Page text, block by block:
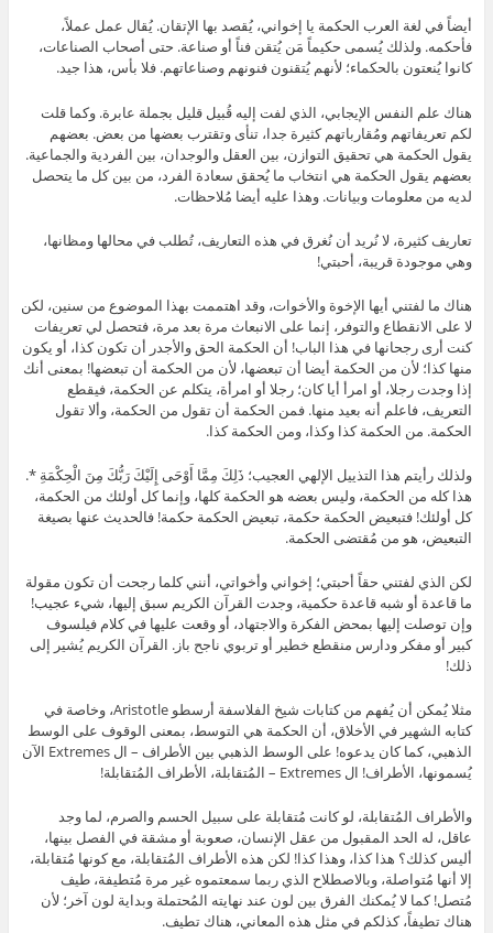
أيضاً في لغة العرب الحكمة يا إخواني، يُقصد بها الإتقان. يُقال عمل عملاً،
فأحكمه. ولذلك يُسمى حكيماً مَن يُتقن فناً أو صناعة. حتى أصحاب الصناعات،
كانوا يُنعتون بالحكماء؛ لأنهم يُتقنون فنونهم وصناعاتهم. فلا بأس، هذا جيد.
هناك علم النفس الإيجابي، الذي لفت إليه قُبيل قليل بجملة عابرة. وكما قلت
لكم تعريفاتهم ومُقارباتهم كثيرة جدا، تنأى وتقترب بعضها من بعض. بعضهم
يقول الحكمة هي تحقيق التوازن، بين العقل والوجدان، بين الفردية والجماعية.
بعضهم يقول الحكمة هي انتخاب ما يُحقق سعادة الفرد، من بين كل ما يتحصل
لديه من معلومات وبيانات. وهذا عليه أيضا مُلاحظات.
تعاريف كثيرة، لا نُريد أن نُغرق في هذه التعاريف، تُطلب في محالها ومظانها،
وهي موجودة قريبة، أحبتي!
هناك ما لفتني أيها الإخوة والأخوات، وقد اهتممت بهذا الموضوع من سنين، لكن
لا على الانقطاع والتوفر، إنما على الانبعاث مرة بعد مرة، فتحصل لي تعريفات
كنت أرى رجحانها في هذا الباب! أن الحكمة الحق والأجدر أن تكون كذا، أو يكون
منها كذا؛ لأن من الحكمة أيضا أن تبعضها، لأن من الحكمة أن تبعضها! بمعنى أنك
إذا وجدت رجلا، أو امرأ أيا كان؛ رجلا أو امرأة، يتكلم عن الحكمة، فيقطع
التعريف، فاعلم أنه بعيد منها. فمن الحكمة أن تقول من الحكمة، وألا تقول
الحكمة. من الحكمة كذا وكذا، ومن الحكمة كذا.
ولذلك رأيتم هذا التذييل الإلهي العجيب؛ ذَلِكَ مِمَّا أَوْحَى إِلَيْكَ رَبُّكَ مِنَ الْحِكْمَةِ *.
هذا كله من الحكمة، وليس بعضه هو الحكمة كلها، وإنما كل أولئك من الحكمة،
كل أولئك! فتبعيض الحكمة حكمة، تبعيض الحكمة حكمة! فالحديث عنها بصيغة
التبعيض، هو من مُقتضى الحكمة.
لكن الذي لفتني حقاً أحبتي؛ إخواني وأخواتي، أنني كلما رجحت أن تكون مقولة
ما قاعدة أو شبه قاعدة حكمية، وجدت القرآن الكريم سبق إليها، شيء عجيب!
وإن توصلت إليها بمحض الفكرة والاجتهاد، أو وقعت عليها في كلام فيلسوف
كبير أو مفكر ودارس منقطع خطير أو تربوي ناجح باز. القرآن الكريم يُشير إلى
ذلك!
مثلا يُمكن أن يُفهم من كتابات شيخ الفلاسفة أرسطو Aristotle، وخاصة في
كتابه الشهير في الأخلاق، أن الحكمة هي التوسط، بمعنى الوقوف على الوسط
الذهبي، كما كان يدعوه! على الوسط الذهبي بين الأطراف – ال Extremes الآن
يُسمونها، الأطراف! ال Extremes – المُتقابلة، الأطراف المُتقابلة!
والأطراف المُتقابلة، لو كانت مُتقابلة على سبيل الحسم والصرم، لما وجد
عاقل، له الحد المقبول من عقل الإنسان، صعوبة أو مشقة في الفصل بينها،
أليس كذلك؟ هذا كذا، وهذا كذا! لكن هذه الأطراف المُتقابلة، مع كونها مُتقابلة،
إلا أنها مُتواصلة، وبالاصطلاح الذي ربما سمعتموه غير مرة مُتطيفة، طيف
مُتصل! كما لا يُمكنك الفرق بين لون عند نهايته المُحتملة وبداية لون آخر؛ لأن
هناك تطيفاً، كذلكم في مثل هذه المعاني، هناك تطيف.